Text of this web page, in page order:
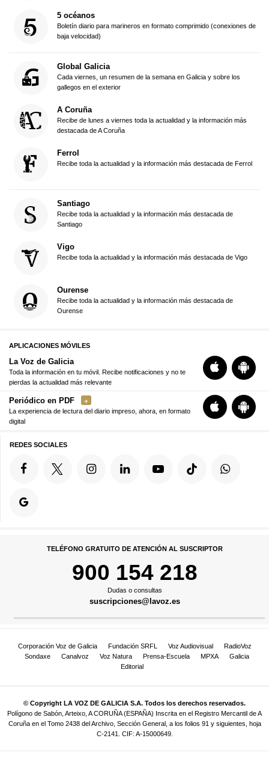
5 océanos
Boletín diario para marineros en formato comprimido (conexiones de
baja velocidad)
Global Galicia
Cada viernes, un resumen de la semana en Galicia y sobre los
gallegos en el exterior
A Coruña
Recibe de lunes a viernes toda la actualidad y la información más
destacada de A Coruña
Ferrol
Recibe toda la actualidad y la información más destacada de Ferrol
Santiago
Recibe toda la actualidad y la información más destacada de
Santiago
Vigo
Recibe toda la actualidad y la información más destacada de Vigo
Ourense
Recibe toda la actualidad y la información más destacada de
Ourense
APLICACIONES MÓVILES
La Voz de Galicia
Toda la información en tu móvil. Recibe notificaciones y no te
pierdas la actualidad más relevante
Periódico en PDF
La experiencia de lectura del diario impreso, ahora, en formato
digital
REDES SOCIALES
TELÉFONO GRATUITO DE ATENCIÓN AL SUSCRIPTOR
900 154 218
Dudas o consultas
suscripciones@lavoz.es
Corporación Voz de Galicia Fundación SRFL Voz Audiovisual
RadioVoz
Sondaxe
Canalvoz Voz Natura Prensa-Escuela MPXA
Galicia
Editorial
© Copyright LA VOZ DE GALICIA S.A. Todos los derechos reservados.
Polígono de Sabón, Arteixo, A CORUÑA (ESPAÑA) Inscrita en el Registro Mercantil de A
Coruña en el Tomo 2438 del Archivo, Sección General, a los folios 91 y siguientes, hoja
C-2141. CIF: A-15000649.